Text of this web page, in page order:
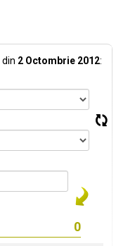
din 2 Octombrie 2012: